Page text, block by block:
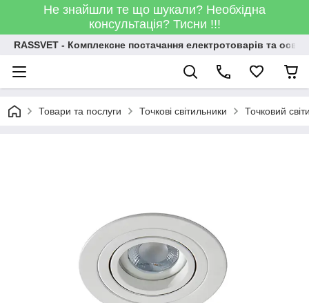
Не знайшли те що шукали? Необхідна
консультація? Тисни !!!
RASSVET - Комплексне постачання електротоварів та
Товари та послуги Точкові світильники Точковий